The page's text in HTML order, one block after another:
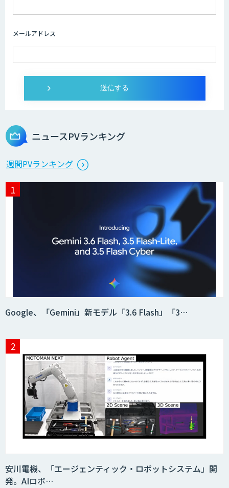
imprai ezKotae
ログミーツ powered by GPT-4
生成AI活用 1day ブートキャンプ
データ分析エージェント
「AI課題の⽬利き」コンサルティングサ
タ収集・作成
SaaS・サブスク向け収益管理プラット
フォーム「ソアスク」
JOINT AI Flow byGMO
メールアドレス
ニュースPVランキング
週間PVランキング
Google、「Gemini」新モデル「3.6 Flash」「3…
安川電機、「エージェンティック・ロボットシステム」開
発。AIロボ…